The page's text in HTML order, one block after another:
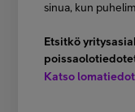
sinua, kun
Etsitkö
Katso